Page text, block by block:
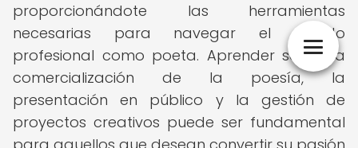
proporcionándote las herramientas
necesarias para navegar el mundo
profesional como poeta. Aprender sobre la
comercialización de la poesía, la
presentación en público y la gestión de
proyectos creativos puede ser fundamental